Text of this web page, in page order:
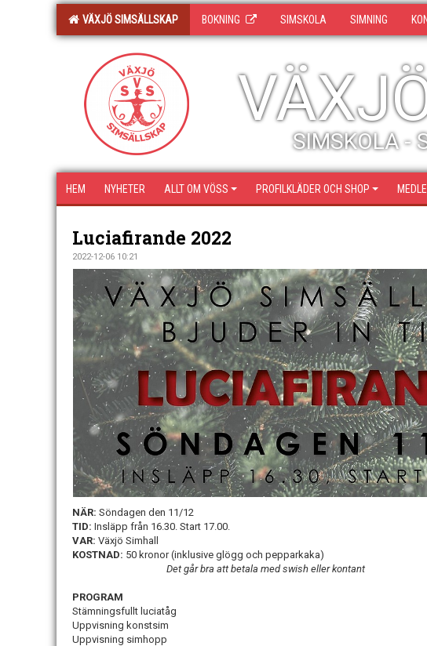
VÄXJÖ SIMSÄLLSKAP BOKNING SIMSKOLA SIMNING
SIMSKOLA -
HEM NYHETER ALLT OM VÖSS PROFILKLÄDER OCH SHOP
Luciafirande 2022
2022-12-06 10:21
NÄR: Söndagen den 11/12
TID: Insläpp från 16.30. Start 17.00.
VAR: Växjö Simhall
KOSTNAD: 50 kronor (inklusive glögg och pepparkaka)
Det går bra att betala med swish eller kontant
PROGRAM
Stämningsfullt luciatåg
Uppvisning konstsim
Uppvisning simhopp